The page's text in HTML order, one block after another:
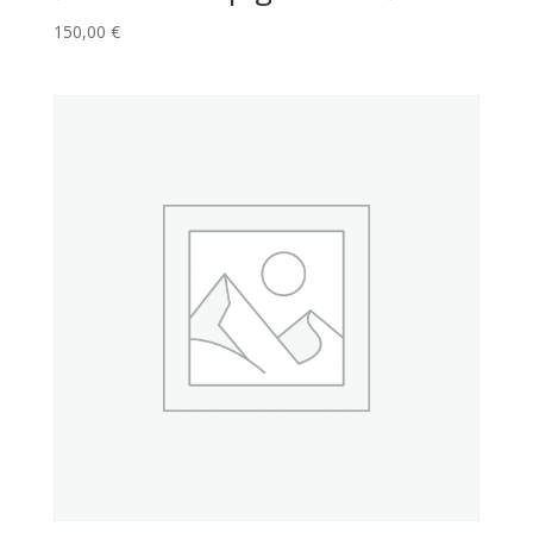
150,00 €